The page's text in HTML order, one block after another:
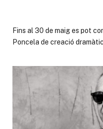
Fins al 30 de maig es pot
Poncela de creació